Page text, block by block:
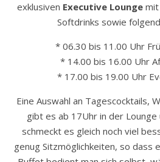
exklusiven Executive Loungemit
Softdrinks sowie
* 06.30 bis 11.00 Uhr
* 14.00 bis 16.00 Uhr
* 17.00 bis 19.00 Uhr
Eine Auswahl an Tagescocktails,
gibt es ab 17Uhr in der Lounge
schmeckt es gleich noch viel
genug Sitzmöglichkeiten, so dass